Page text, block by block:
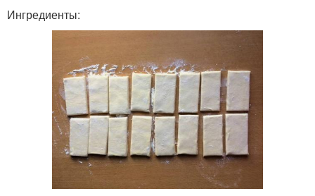
Ингредиенты: